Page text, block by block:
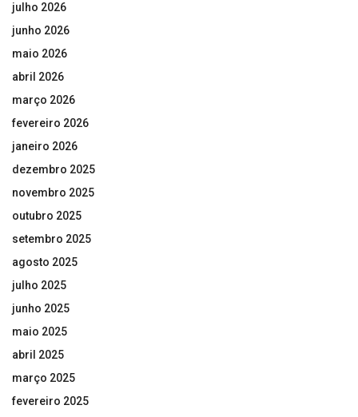
julho 2026
junho 2026
maio 2026
abril 2026
março 2026
fevereiro 2026
janeiro 2026
dezembro 2025
novembro 2025
outubro 2025
setembro 2025
agosto 2025
julho 2025
junho 2025
maio 2025
abril 2025
março 2025
fevereiro 2025